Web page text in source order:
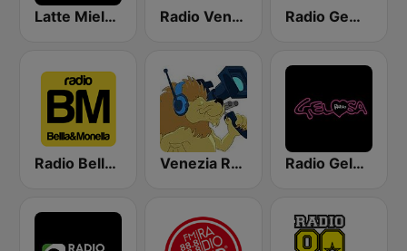
Latte Miele Veneto Radio Venezia - La radio che balla Radio Gemini
Radio Bella & Monella Venezia Radio Radio Gelosa